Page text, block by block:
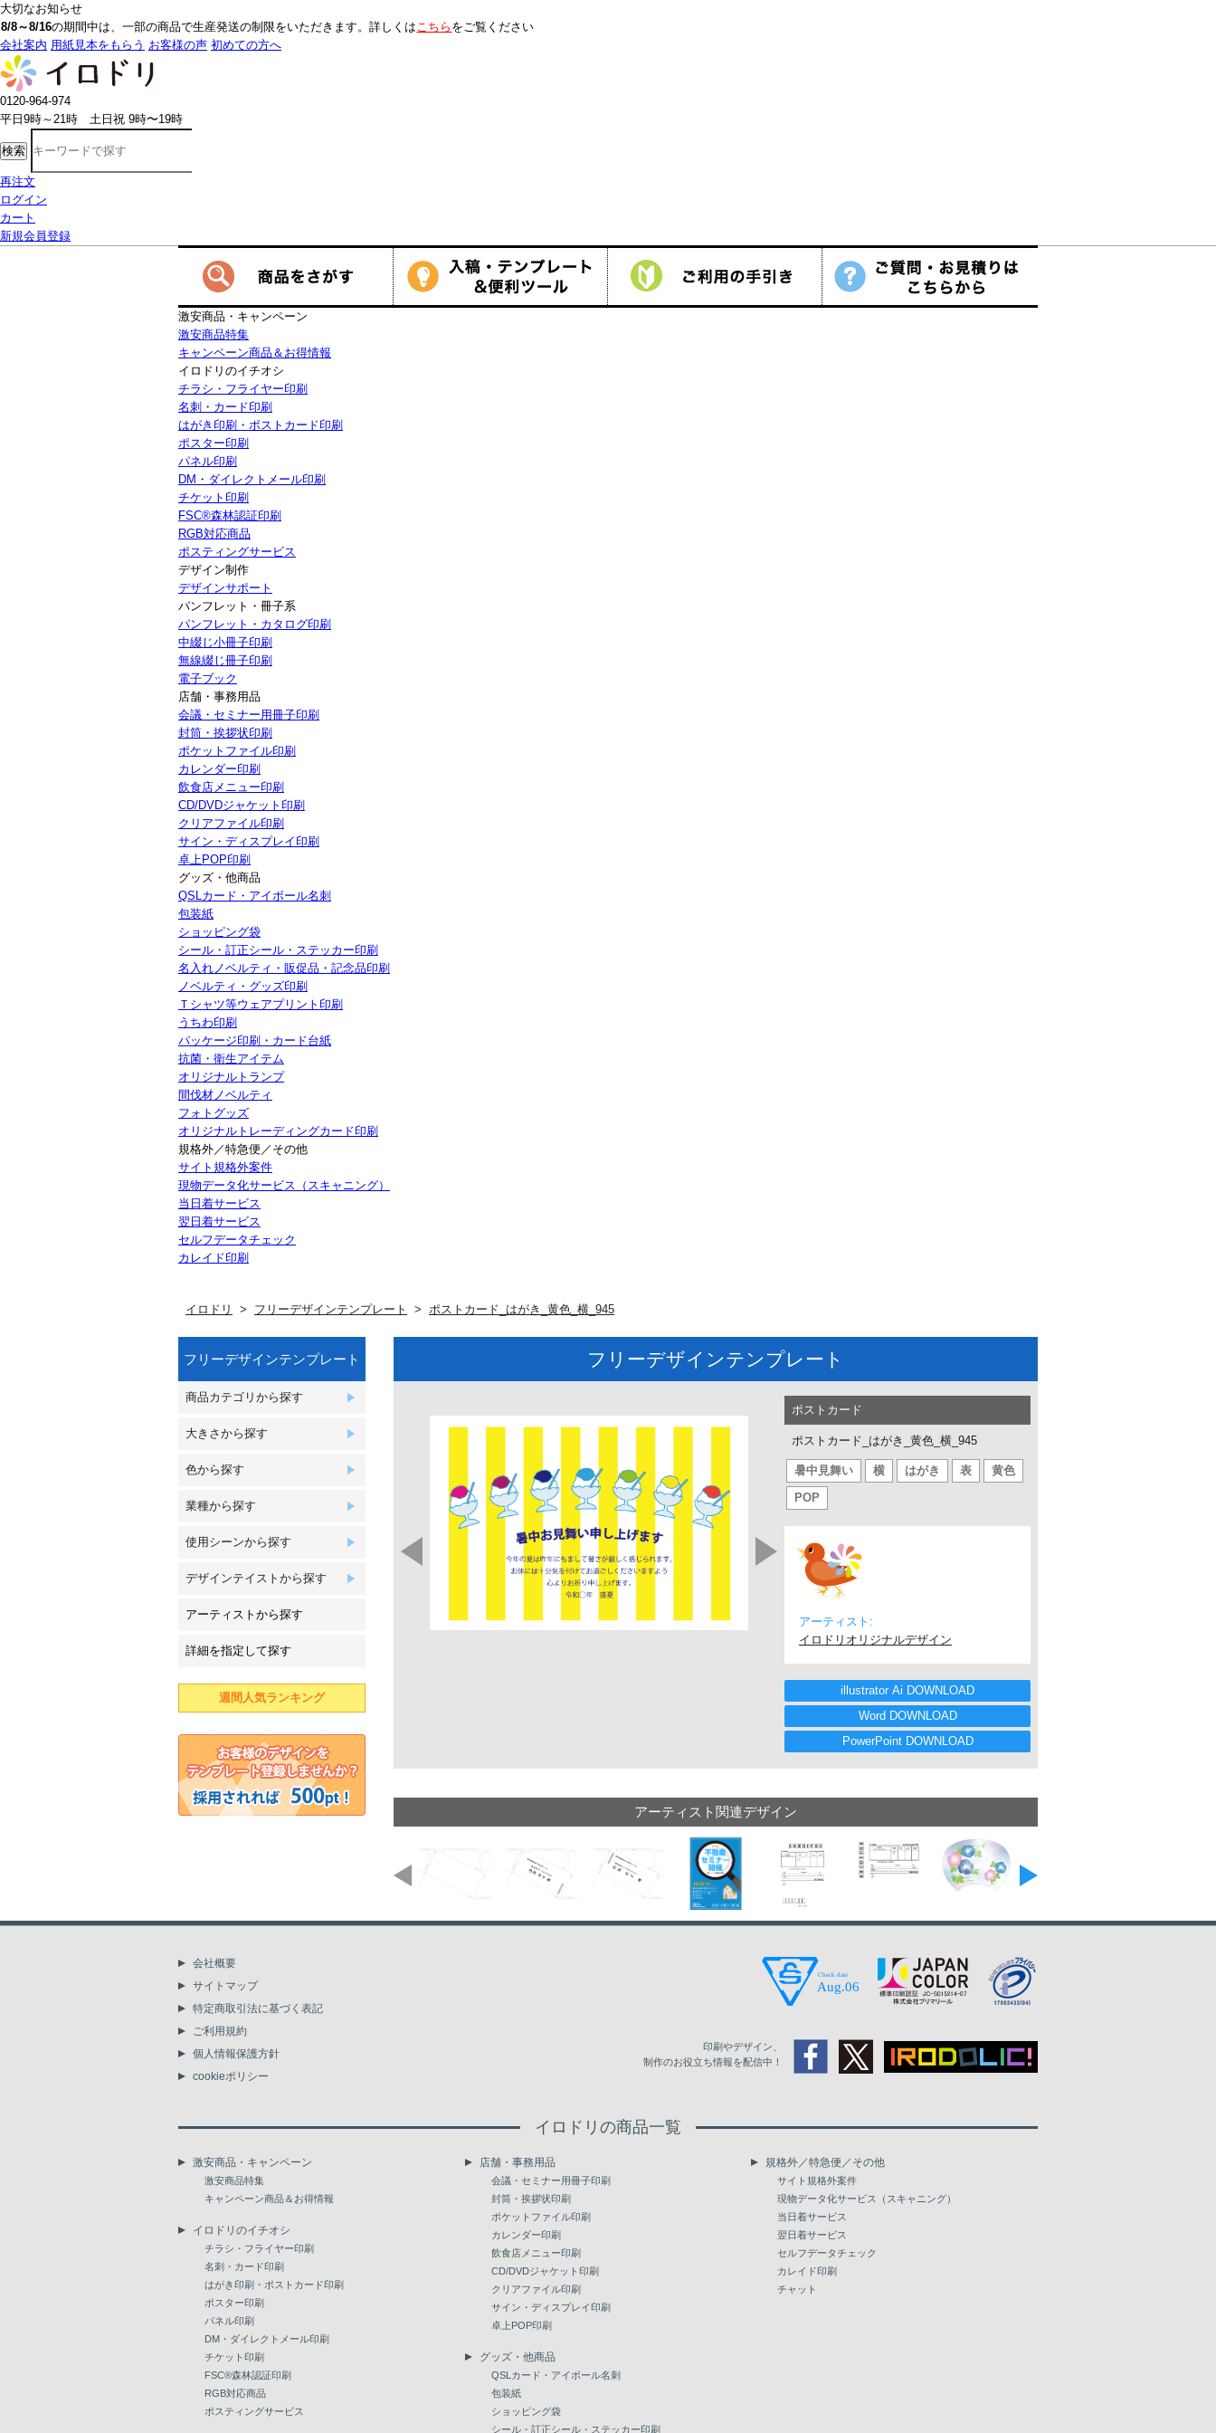
大切なお知らせ
8/8～8/16の期間中は、一部の商品で生産発送の制限をいただきます。詳しくはこちら をご覧ください
会社案内 用紙見本をもらう お客様の声 初めての方へ
0120-964-974
平日9時～21時 土日祝 9時〜19時
検索
再注文
ログイン
カート
新規会員登録
激安商品・キャンペーン
激安商品特集
キャンペーン商品＆お得情報
イロドリのイチオシ
チラシ・フライヤー印刷
名刺・カード印刷
はがき印刷・ポストカード印刷
ポスター印刷
パネル印刷
DM・ダイレクトメール印刷
チケット印刷
FSC®森林認証印刷
RGB対応商品
ポスティングサービス
デザイン制作
デザインサポート
パンフレット・冊子系
パンフレット・カタログ印刷
中綴じ小冊子印刷
無線綴じ冊子印刷
電子ブック
店舗・事務用品
会議・セミナー用冊子印刷
封筒・挨拶状印刷
ポケットファイル印刷
カレンダー印刷
飲食店メニュー印刷
CD/DVDジャケット印刷
クリアファイル印刷
サイン・ディスプレイ印刷
卓上POP印刷
グッズ・他商品
QSLカード・アイボール名刺
包装紙
ショッピング袋
シール・訂正シール・ステッカー印刷
名入れノベルティ・販促品・記念品印刷
ノベルティ・グッズ印刷
Ｔシャツ等ウェアプリント印刷
うちわ印刷
パッケージ印刷・カード台紙
抗菌・衛生アイテム
オリジナルトランプ
間伐材ノベルティ
フォトグッズ
オリジナルトレーディングカード印刷
規格外／特急便／その他
サイト規格外案件
現物データ化サービス（スキャニング）
当日着サービス
翌日着サービス
セルフデータチェック
カレイド印刷
イロドリ フリーデザインテンプレート ポストカード_はがき_黄色_横_945
フリーデザインテンプレート
商品カテゴリから探す
大きさから探す
色から探す
業種から探す
使用シーンから探す
デザインテイストから探す
アーティストから探す
詳細を指定して探す
週間人気ランキング
フリーデザインテンプレート
ポストカード
ポストカード_はがき_黄色_横_945
暑中見舞い 横 はがき 表
黄色
POP
アーティスト:
イロドリオリジナルデザイン
illustrator Ai DOWNLOAD
Word DOWNLOAD
PowerPoint DOWNLOAD
アーティスト関連デザイン
会社概要
サイトマップ
特定商取引法に基づく表記
ご利用規約
個人情報保護方針
cookieポリシー
印刷やデザイン、
制作のお役立ち情報を配信中！
イロドリの商品一覧
激安商品・キャンペーン
激安商品特集
キャンペーン商品＆お得情報
イロドリのイチオシ
チラシ・フライヤー印刷
名刺・カード印刷
はがき印刷・ポストカード印刷
ポスター印刷
パネル印刷
DM・ダイレクトメール印刷
チケット印刷
FSC®森林認証印刷
RGB対応商品
ポスティングサービス
店舗・事務用品
会議・セミナー用冊子印刷
封筒・挨拶状印刷
ポケットファイル印刷
カレンダー印刷
飲食店メニュー印刷
CD/DVDジャケット印刷
クリアファイル印刷
サイン・ディスプレイ印刷
卓上POP印刷
グッズ・他商品
QSLカード・アイボール名刺
包装紙
ショッピング袋
シール・訂正シール・ステッカー印刷
規格外／特急便／その他
サイト規格外案件
現物データ化サービス（スキャニング）
当日着サービス
翌日着サービス
セルフデータチェック
カレイド印刷
チャット